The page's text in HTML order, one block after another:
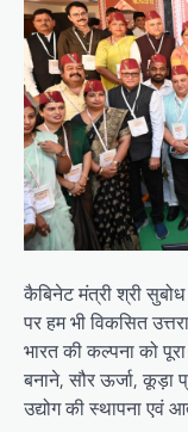
कैबिनेट मंत्री श्री
पर हम भी विकसित
भारत की कल्पना को
बनाने, सौर ऊर्जा, कूड़ा
उद्योग की स्थापना एवं